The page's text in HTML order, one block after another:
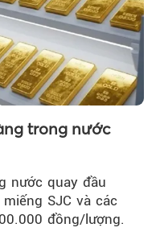
trong nước
nước quay đầu
SJC và các
đồng/lượng.